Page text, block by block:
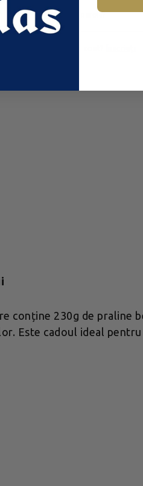
conține 230g de praline
Este cadoul ideal
Ai uitat parola?